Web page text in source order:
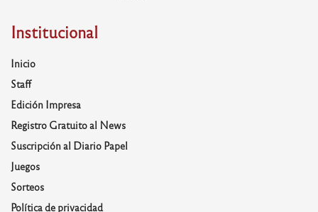
Institucional
Inicio
Staff
Edición Impresa
Registro Gratuito al News
Suscripción al Diario Papel
Juegos
Sorteos
Política de privacidad